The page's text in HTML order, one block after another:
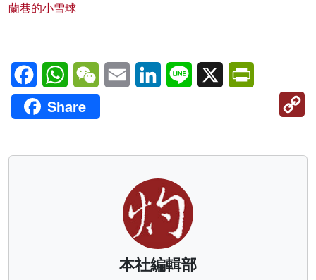
蘭巷的小雪球
FacebookWhatsAppWeChatEmail LinkedInLine X
Share
本社編輯部